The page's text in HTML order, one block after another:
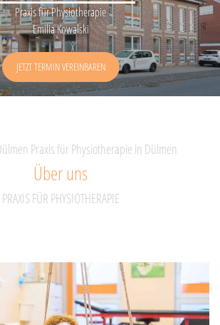
Praxis für Physiotherapie
Emilia Kowalski
JETZT TERMIN VEREINBAREN
Praxis für Physiotherapie in Dülmen
Über uns
PRAXIS FÜR PHYSIOTHERAPIE